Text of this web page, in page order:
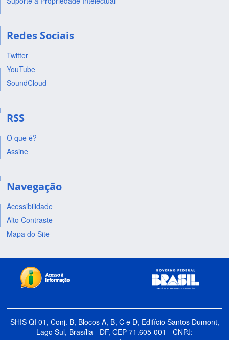
Redes Sociais
Twitter
YouTube
SoundCloud
RSS
O que é?
Assine
Navegação
Acessibilidade
Alto Contraste
Mapa do Site
SHIS QI 01, Conj. B, Blocos A, B, C e D, Edifício Santos Dumont,
Lago Sul, Brasília - DF, CEP 71.605-001 - CNPJ: